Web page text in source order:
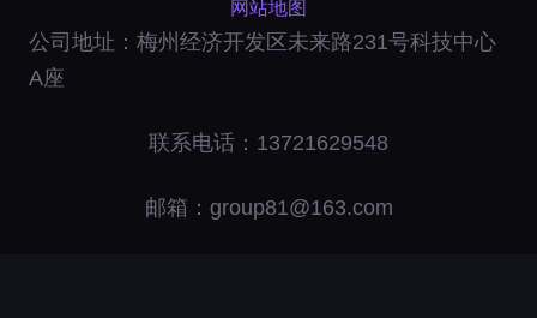
网站地图
公司地址：梅州经济开发区未来路231号科技中心
A座
联系电话：13721629548
邮箱：group81@163.com